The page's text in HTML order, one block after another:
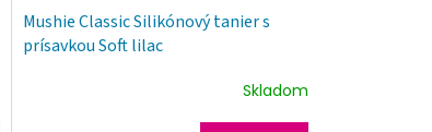
Mushie Classic Silikónový tanier s
prísavkou Soft lilac
Skladom